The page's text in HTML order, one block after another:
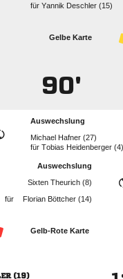
für  
Gelbe Karte
90'
Auswechslung
  
für  
Auswechslung
  
für
  
Gelb-Rote Karte
